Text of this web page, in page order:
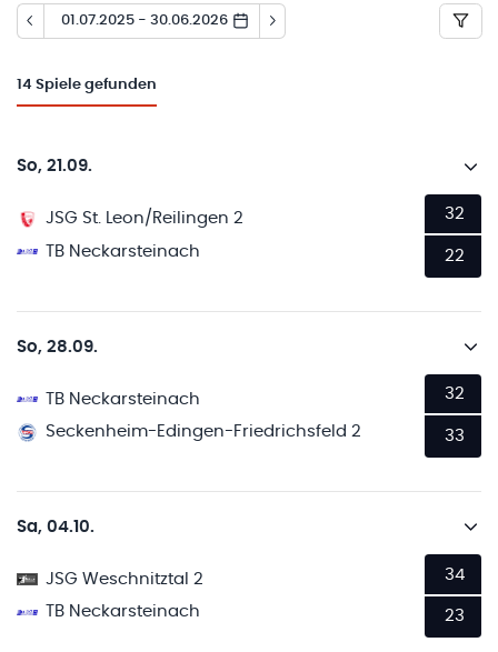
01.07.2025 - 30.06.2026
14 Spiele gefunden
So, 21.09.
JSG St. Leon/Reilingen 2
TB Neckarsteinach
32
22
So, 28.09.
TB Neckarsteinach
Seckenheim-Edingen-Friedrichsfeld 2
32
33
Sa, 04.10.
JSG Weschnitztal 2
TB Neckarsteinach
34
23